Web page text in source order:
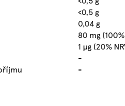
<0,5 g
0,04 g
80 mg
1 µg (20%
-
-